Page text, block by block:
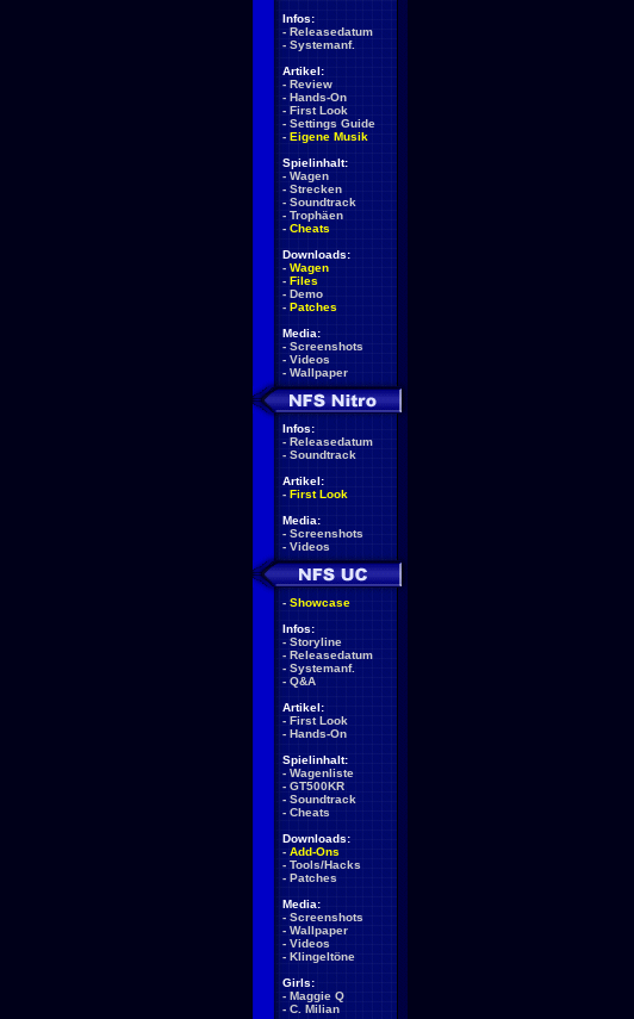
Infos:
- Releasedatum
- Systemanf.
Artikel:
- Review
- Hands-On
- First Look
- Settings Guide
- Eigene Musik
Spielinhalt:
- Wagen
- Strecken
- Soundtrack
- Trophäen
- Cheats
Downloads:
- Wagen
- Files
- Demo
- Patches
Media:
- Screenshots
- Videos
- Wallpaper
Infos:
- Releasedatum
- Soundtrack
Artikel:
- First Look
Media:
- Screenshots
- Videos
- Showcase
Infos:
- Storyline
- Releasedatum
- Systemanf.
- Q&A
Artikel:
- First Look
- Hands-On
Spielinhalt:
- Wagenliste
- GT500KR
- Soundtrack
- Cheats
Downloads:
- Add-Ons
- Tools/Hacks
- Patches
Media:
- Screenshots
- Wallpaper
- Videos
- Klingeltöne
Girls:
- Maggie Q
- C. Milian